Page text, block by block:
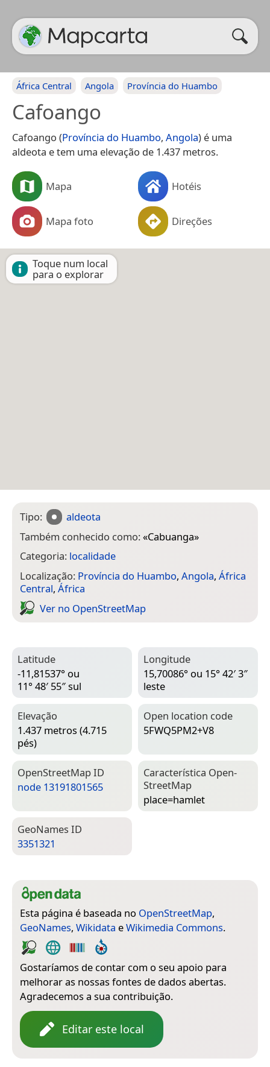
África Central Angola Província do Huambo
Cafoango
Cafoango (Província do Huambo, Angola) é uma
aldeota e tem uma elevação de 1.437 metros.
Mapa Hotéis
Mapa foto Direções
Toque num local
para o explorar
Tipo:
aldeota
Também conhecido como:«Cabuanga»
Categoria: localidade
Localização: Província do Huambo, Angola, África
Central, África
Ver no Open­Street­Map
Latitude
-11,81537° ou
11° 48′ 55″ sul
Longitude
15,70086° ou 15° 42′ 3″
leste
Elevação
1.437 metros (4.715
pés)
Open location code
5FWQ5PM2+V8
Open­Street­Map ID
node 13191801565
Característica Open­
Street­Map
place=­hamlet
Geo­Names ID
3351321
Esta página é baseada no OpenStreetMap,
GeoNames, Wikidata eWikimedia Commons.
Gostaríamos de contar com o seu apoio para
melhorar as nossas fontes de dados abertas.
Agradecemos a sua contribuição.
Editar este local